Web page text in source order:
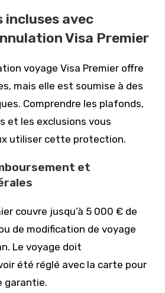
incluses avec
Visa Premier
voyage Visa Premier offre
mais elle est soumise à des
Comprendre les plafonds,
et les exclusions vous
utiliser cette protection.
et
couvre jusqu’à 5 000 € de
de modification de voyage
Le voyage doit
été réglé avec la carte pour
garantie.